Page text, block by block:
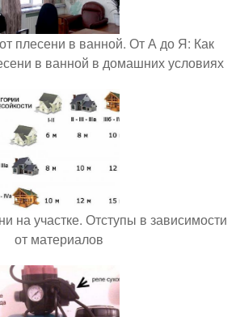
плесени в ванной. От А до Я: Как
в ванной в домашних условиях
на участке. Отступы в зависимости
от материалов